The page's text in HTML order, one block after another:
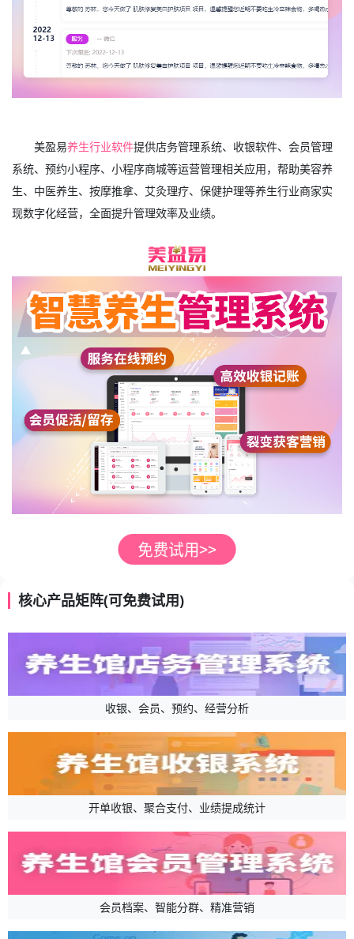
美盈易养生行业软件提供店务管理系统、收银软件、会员管理
系统、预约小程序、小程序商城等运营管理相关应用，帮助美容养
生、中医养生、按摩推拿、艾灸理疗、保健护理等养生行业商家实
现数字化经营，全面提升管理效率及业绩。
核心产品矩阵(可免费试用)
收银、会员、预约、经营分析
开单收银、聚合支付、业绩提成统计
会员档案、智能分群、精准营销